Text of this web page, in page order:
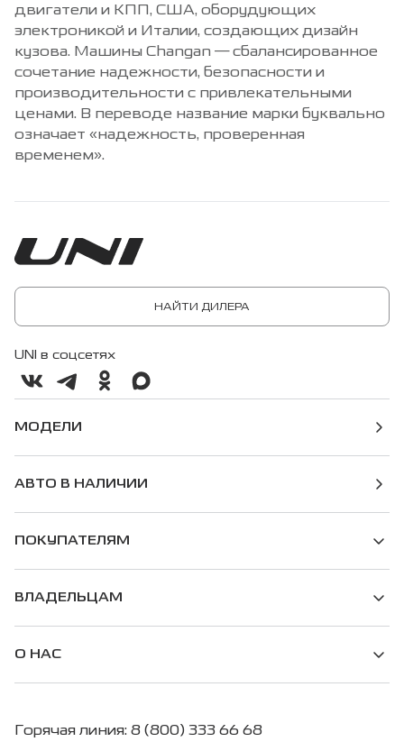
двигатели и КПП, США, оборудующих
электроникой и Италии, создающих дизайн
кузова. Машины Changan — сбалансированное
сочетание надежности, безопасности и
производительности с привлекательными
ценами. В переводе название марки буквально
означает «надежность, проверенная
временем».
НАЙТИ ДИЛЕРА
UNI в соцсетях
МОДЕЛИ
АВТО В НАЛИЧИИ
ПОКУПАТЕЛЯМ
ВЛАДЕЛЬЦАМ
О НАС
Горячая линия: 8 (800) 333 66 68